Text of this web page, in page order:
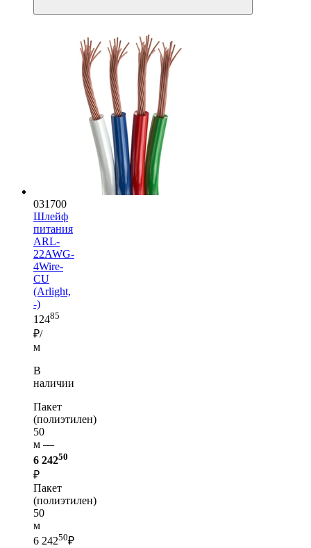
031700
Шлейф
питания
ARL-
22AWG-
4Wire-
CU
(Arlight,
-)
12485
₽/
м
В
наличии
Пакет
(полиэтилен)
50
м —
6 24250
₽
Пакет
(полиэтилен)
50
м
6 24250₽